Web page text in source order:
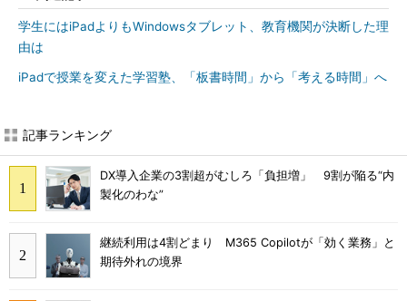
学生にはiPadよりもWindowsタブレット、教育機関が決断した理
由は
iPadで授業を変えた学習塾、「板書時間」から「考える時間」へ
記事ランキング
DX導入企業の3割超がむしろ「負担増」 9割が陥る“内
製化のわな”
継続利用は4割どまり M365 Copilotが「効く業務」と
期待外れの境界